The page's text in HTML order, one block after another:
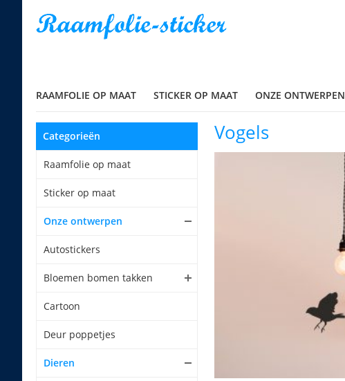
RAAMFOLIE OP MAAT STICKER OP MAAT ONZE ONTWERPEN
Vogels
Categorieën
Raamfolie op maat
Sticker op maat
Onze ontwerpen
Autostickers
Bloemen bomen takken
Cartoon
Deur poppetjes
Dieren